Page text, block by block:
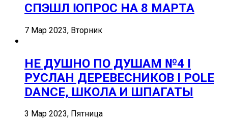
СПЭШЛ ӏ ОПРОС НА 8 МАРТА
7 Мар 2023, Вторник
НЕ ДУШНО ПО ДУШАМ №4 I
РУСЛАН ДЕРЕВЕСНИКОВ I POLE
DANCE, ШКОЛА И ШПАГАТЫ
3 Мар 2023, Пятница